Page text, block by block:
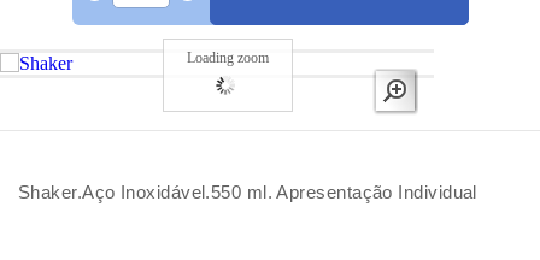
Loading zoom
Shaker.Aço Inoxidável.550 ml. Apresentação Individual